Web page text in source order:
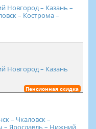
Новгород – Казань –
– Кострома –
Новгород – Казань
Пенсионная скидка
– Чкаловск –
– Ярославль – Нижний